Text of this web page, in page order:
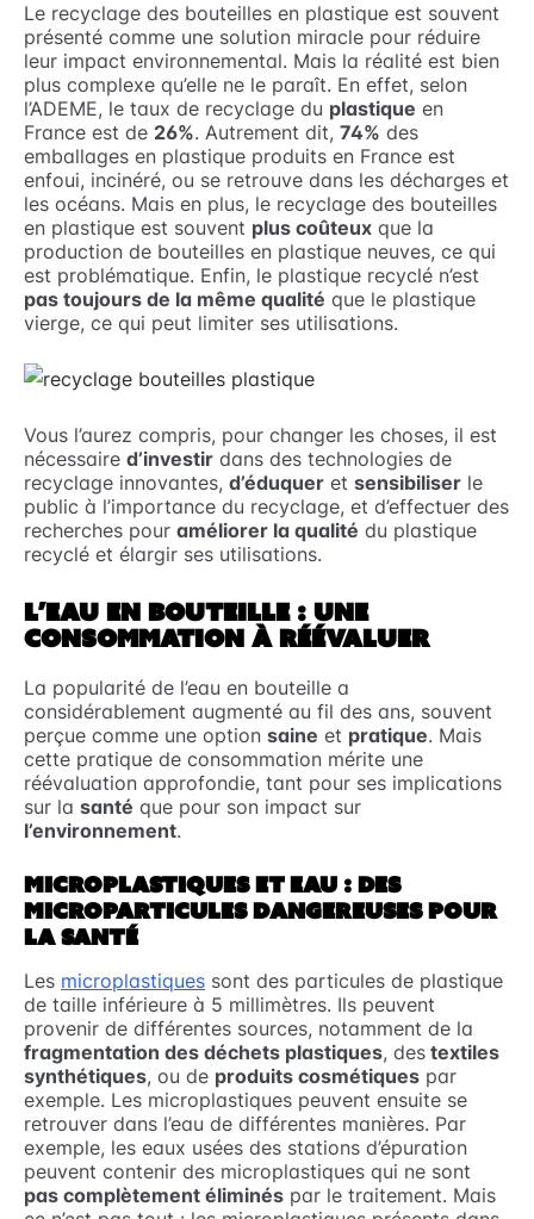
Le recyclage des bouteilles en plastique est souvent
présenté comme une solution miracle pour réduire
leur impact environnemental. Mais la réalité est bien
plus complexe qu’elle ne le paraît. En effet, selon
l’ADEME, le taux de recyclage du plastique en
France est de 26%. Autrement dit, 74% des
emballages en plastique produits en France est
enfoui, incinéré, ou se retrouve dans les décharges et
les océans. Mais en plus, le recyclage des bouteilles
en plastique est souvent plus coûteux que la
production de bouteilles en plastique neuves, ce qui
est problématique. Enfin, le plastique recyclé n’est
pas toujours de la même qualité que le plastique
vierge, ce qui peut limiter ses utilisations.
Vous l’aurez compris, pour changer les choses, il est
nécessaire d’investir dans des technologies de
recyclage innovantes, d’éduquer et sensibiliser le
public à l’importance du recyclage, et d’effectuer des
recherches pour améliorer la qualité du plastique
recyclé et élargir ses utilisations.
L’EAU EN BOUTEILLE : UNE
CONSOMMATION À RÉÉVALUER
La popularité de l’eau en bouteille a
considérablement augmenté au fil des ans, souvent
perçue comme une option saine et pratique. Mais
cette pratique de consommation mérite une
réévaluation approfondie, tant pour ses implications
sur la santé que pour son impact sur
l’environnement.
MICROPLASTIQUES ET EAU : DES
MICROPARTICULES DANGEREUSES POUR
LA SANTÉ
Les microplastiques sont des particules de plastique
de taille inférieure à 5 millimètres. Ils peuvent
provenir de différentes sources, notamment de la
fragmentation des déchets plastiques, des textiles
synthétiques, ou de produits cosmétiques par
exemple. Les microplastiques peuvent ensuite se
retrouver dans l’eau de différentes manières. Par
exemple, les eaux usées des stations d’épuration
peuvent contenir des microplastiques qui ne sont
pas complètement éliminés par le traitement. Mais